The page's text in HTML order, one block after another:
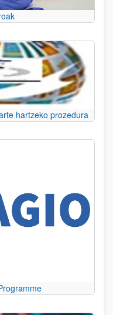
hartzeko prozedura